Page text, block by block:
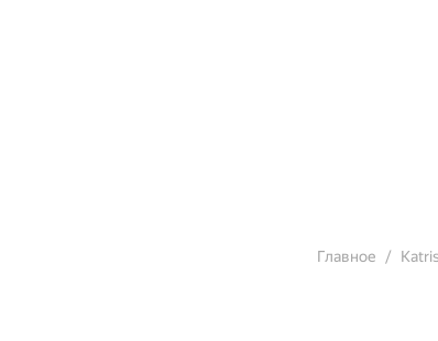
Главное